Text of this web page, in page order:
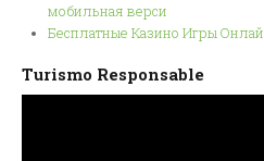
мобильная верси
Бесплатные Казино Игры Онлай
Turismo Responsable